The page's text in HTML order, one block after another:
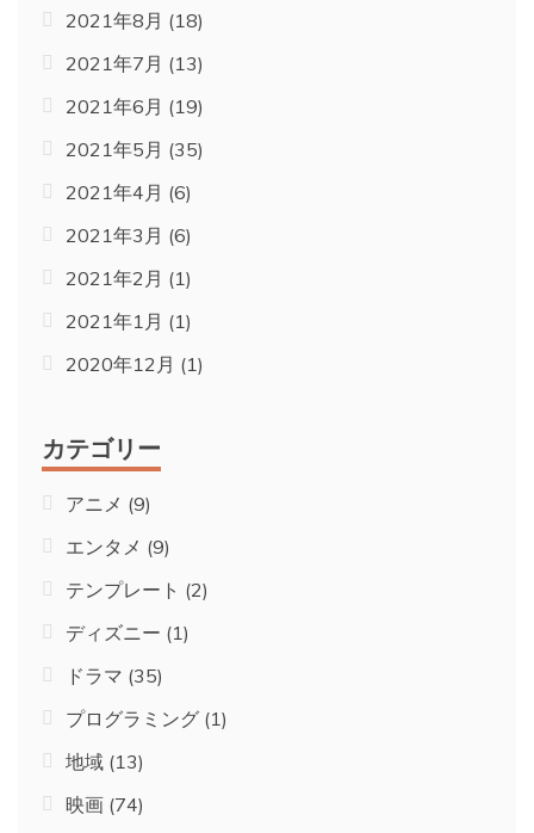
2021年8月 (18)
2021年7月 (13)
2021年6月 (19)
2021年5月 (35)
2021年4月 (6)
2021年3月 (6)
2021年2月 (1)
2021年1月 (1)
2020年12月 (1)
カテゴリー
アニメ (9)
エンタメ (9)
テンプレート (2)
ディズニー (1)
ドラマ (35)
プログラミング (1)
地域 (13)
映画 (74)